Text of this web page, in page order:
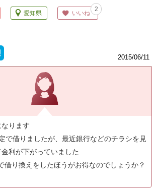
愛知県 いいね
2
2015/06/11
ります
で借りましたが、最近銀行などのチラシを見
利が下がっていました
借り換えをしたほうがお得なのでしょうか？